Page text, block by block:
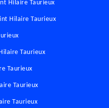
Hilaire Taurieux
Hilaire Taurieux
Taurieux
Taurieux
Taurieux
Taurieux